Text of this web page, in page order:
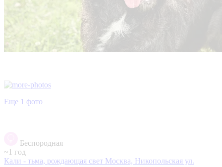
Еще 1 фото
Беспородная
~1 год
Кали - тьма, рождающая свет Москва, Никопольская ул.